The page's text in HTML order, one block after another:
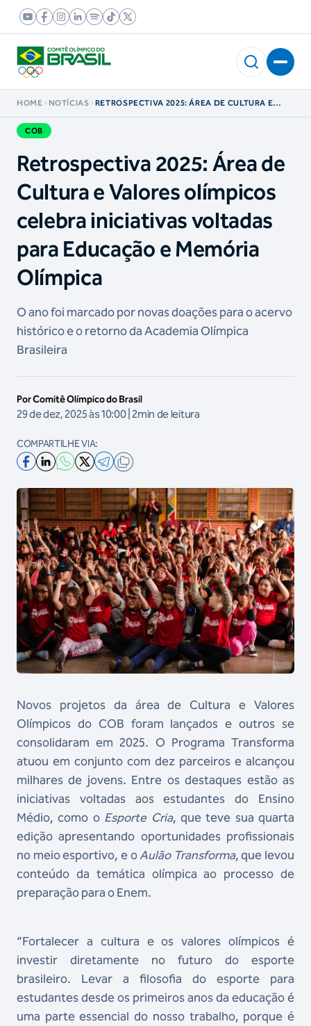
HOME NOTÍCIAS
RETROSPECTIVA 2025: ÁREA DE CULTURA E
COB
Retrospectiva 2025: Área de
Cultura e Valores olímpicos
celebra iniciativas voltadas
para Educação e Memória
Olímpica
O ano foi marcado por novas doações para o acervo
histórico e o retorno da Academia Olímpica
Brasileira
Por Comitê Olímpico do Brasil
29 de dez, 2025 às 10:00 | 2min de leitura
COMPARTILHE VIA:
Novos projetos da área de Cultura e Valores
Olímpicos do COB foram lançados e outros se
consolidaram em 2025. O Programa Transforma
atuou em conjunto com dez parceiros e alcançou
milhares de jovens. Entre os destaques estão as
iniciativas voltadas aos estudantes do Ensino
Médio, como o Esporte Cria, que teve sua quarta
edição apresentando oportunidades profissionais
no meio esportivo, e oAulão Transforma, que levou
conteúdo da temática olímpica ao processo de
preparação para o Enem.
“Fortalecer a cultura e os valores olímpicos é
investir diretamente no futuro do esporte
brasileiro. Levar a filosofia do esporte para
estudantes desde os primeiros anos da educação é
uma parte essencial do nosso trabalho, porque é